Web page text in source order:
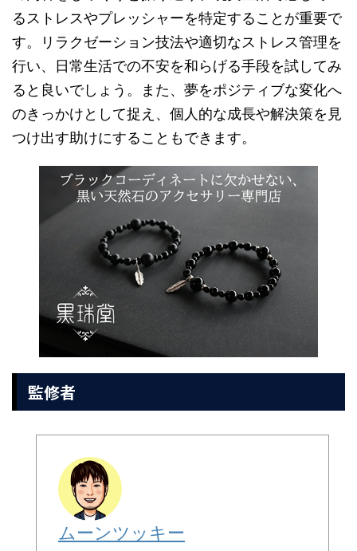
るストレスやプレッシャーを特定することが重要で
す。リラクゼーション技法や適切なストレス管理を
行い、日常生活での不安を和らげる手段を試してみ
ると良いでしょう。また、夢をポジティブな変化へ
のきっかけとして捉え、個人的な成長や解決策を見
つけ出す助けにすることもできます。
監修者
ムーンツッキー